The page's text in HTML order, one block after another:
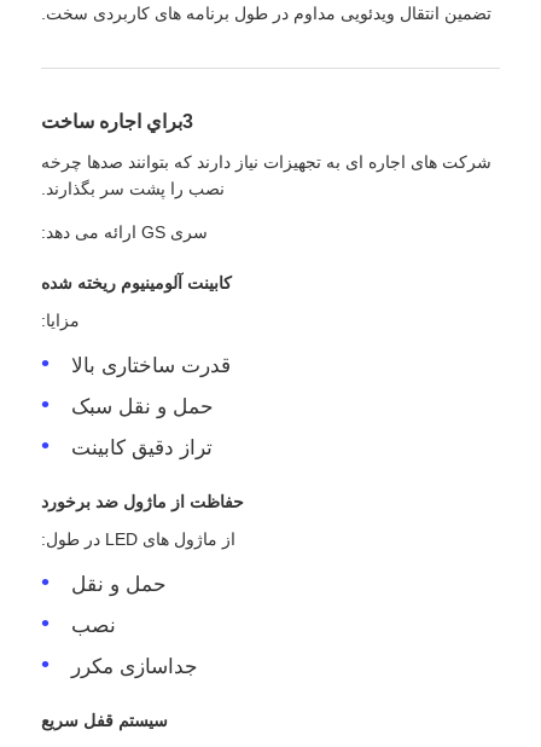
تضمین انتقال ویدئویی مداوم در طول برنامه های کاربردی سخت.
3براي اجاره ساخت
شرکت های اجاره ای به تجهیزات نیاز دارند که بتوانند صدها چرخه
نصب را پشت سر بگذارند.
سری GS ارائه می دهد:
کابینت آلومینیوم ریخته شده
مزایا:
قدرت ساختاری بالا
حمل و نقل سبک
تراز دقیق کابینت
حفاظت از ماژول ضد برخورد
از ماژول های LED در طول:
حمل و نقل
نصب
جداسازی مکرر
سیستم قفل سریع